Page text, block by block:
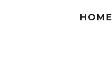
HOME